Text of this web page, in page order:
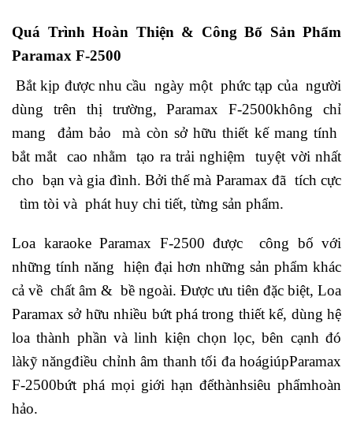
Quá Trình Hoàn Thiện & Công Bố Sản Phẩm
Paramax F-2500
Bắt kịp được nhu cầu ngày một phức tạp của người
dùng trên thị trường, Paramax F-2500không chỉ
mang đảm bảo mà còn sở hữu thiết kế mang tính
bắt mắt cao nhằm tạo ra trải nghiệm tuyệt vời nhất
cho bạn và gia đình. Bởi thế mà Paramax đã tích cực
tìm tòi và phát huy chi tiết, từng sản phẩm.
Loa karaoke Paramax F-2500 được công bố với
những tính năng hiện đại hơn những sản phẩm khác
cả về chất âm & bề ngoài. Được ưu tiên đặc biệt, Loa
Paramax sở hữu nhiều bứt phá trong thiết kế, dùng hệ
loa thành phần và linh kiện chọn lọc, bên cạnh đó
làkỹ năngđiều chỉnh âm thanh tối đa hoágiúpParamax
F-2500bứt phá mọi giới hạn đểthànhsiêu phẩmhoàn
hảo.